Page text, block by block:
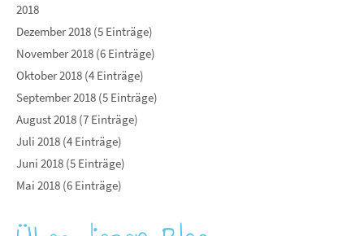
2018
Dezember 2018 (5 Einträge)
November 2018 (6 Einträge)
Oktober 2018 (4 Einträge)
September 2018 (5 Einträge)
August 2018 (7 Einträge)
Juli 2018 (4 Einträge)
Juni 2018 (5 Einträge)
Mai 2018 (6 Einträge)